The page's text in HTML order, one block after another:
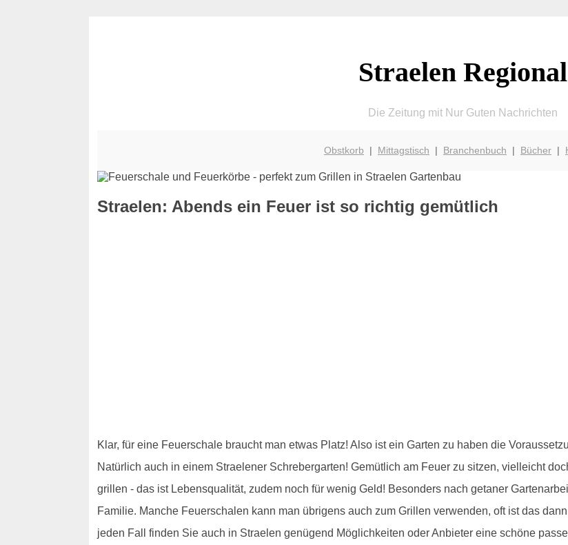
Straelen Regional
Die Zeitung mit Nur Guten Nachrichten
Obstkorb | Mittagstisch | Branchenbuch | Bücher|
Straelen: Abends ein Feuer ist so richtig gemütlich
Klar, für eine Feuerschale braucht man etwas Platz! Also ist ein Garten zu haben die
Natürlich auch in einem Straelener Schrebergarten! Gemütlich am Feuer zu sitzen, vielleicht
grillen - das ist Lebensqualität, zudem noch für wenig Geld! Besonders nach getaner
Familie. Manche Feuerschalen kann man übrigens auch zum Grillen verwenden, oft ist das
jeden Fall finden Sie auch in Straelen genügend Möglichkeiten oder Anbieter eine schöne